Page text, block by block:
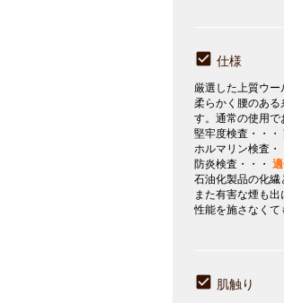
仕様
厳選した上質ウー
柔らかく腰のある
す。通常の使用で
堅牢度検査・・・
ホルマリン検査・
防炎検査・・・
石油化製品の化繊
また有害な煙も
性能を施さなくて
肌触り